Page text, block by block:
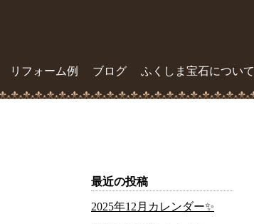
リフォーム例 ブログ ふくしま宝石について
最近の投稿
2025年12月カレンダー✨